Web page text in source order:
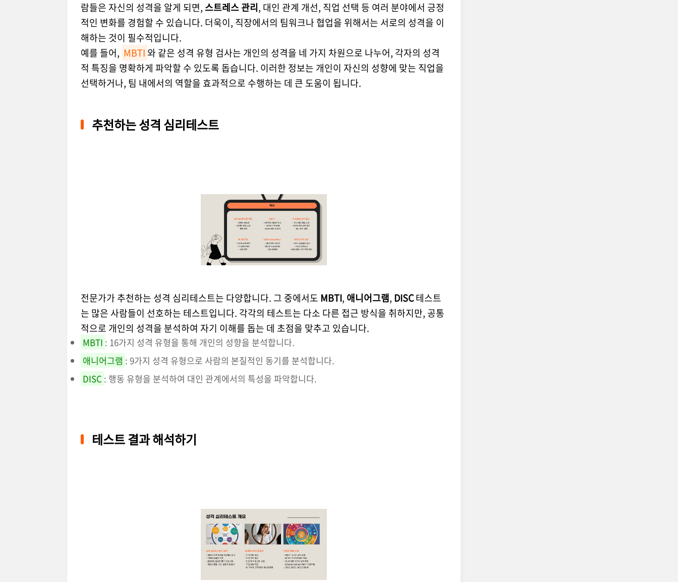
람들은 자신의 성격을 알게 되면, 스트레스 관리, 대인 관계 개선, 직업 선택 등 여러 분야에서 긍정
적인 변화를 경험할 수 있습니다. 더욱이, 직장에서의 팀워크나 협업을 위해서는 서로의 성격을 이
해하는 것이 필수적입니다.
예를 들어, MBTI와 같은 성격 유형 검사는 개인의 성격을 네 가지 차원으로 나누어, 각자의 성격
적 특징을 명확하게 파악할 수 있도록 돕습니다. 이러한 정보는 개인이 자신의 성향에 맞는 직업을
선택하거나, 팀 내에서의 역할을 효과적으로 수행하는 데 큰 도움이 됩니다.
추천하는 성격 심리테스트
전문가가 추천하는 성격 심리테스트는 다양합니다. 그 중에서도 MBTI, 애니어그램, DISC테스트
는 많은 사람들이 선호하는 테스트입니다. 각각의 테스트는 다소 다른 접근 방식을 취하지만, 공통
적으로 개인의 성격을 분석하여 자기 이해를 돕는 데 초점을 맞추고 있습니다.
MBTI : 16가지 성격 유형을 통해 개인의 성향을 분석합니다.
애니어그램 : 9가지 성격 유형으로 사람의 본질적인 동기를 분석합니다.
DISC : 행동 유형을 분석하여 대인 관계에서의 특성을 파악합니다.
테스트 결과 해석하기